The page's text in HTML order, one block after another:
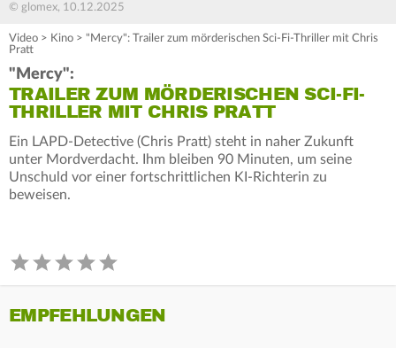
© glomex, 10.12.2025
Video > Kino > "Mercy": Trailer zum mörderischen Sci-Fi-Thriller mit Chris
Pratt
"Mercy":
TRAILER ZUM MÖRDERISCHEN SCI-FI-
THRILLER MIT CHRIS PRATT
Ein LAPD-Detective (Chris Pratt) steht in naher Zukunft
unter Mordverdacht. Ihm bleiben 90 Minuten, um seine
Unschuld vor einer fortschrittlichen KI-Richterin zu
beweisen.
EMPFEHLUNGEN